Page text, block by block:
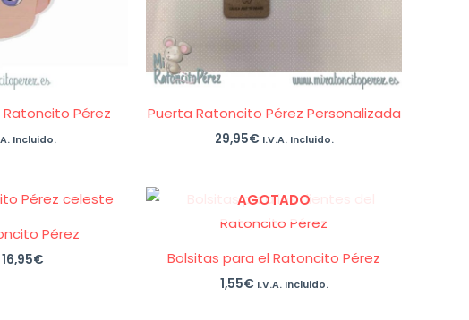
Pérez
Incluido.
Puerta Ratoncito Pérez Personalizada
29,95€ I.V.A. Incluido.
Pérez
16,95€
AGOTADO
Bolsitas para el Ratoncito Pérez
1,55€ I.V.A. Incluido.